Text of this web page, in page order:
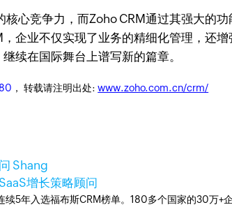
心竞争力，而Zoho CRM通过其强大的
企业不仅实现了业务的精细化管理，还
续在国际舞台上谱写新的篇章。
， 转载请注明出处:www.zoho.com.cn/crm/
Shang
增长策略顾问
5年入选福布斯CRM榜单。180多个国家的30万+